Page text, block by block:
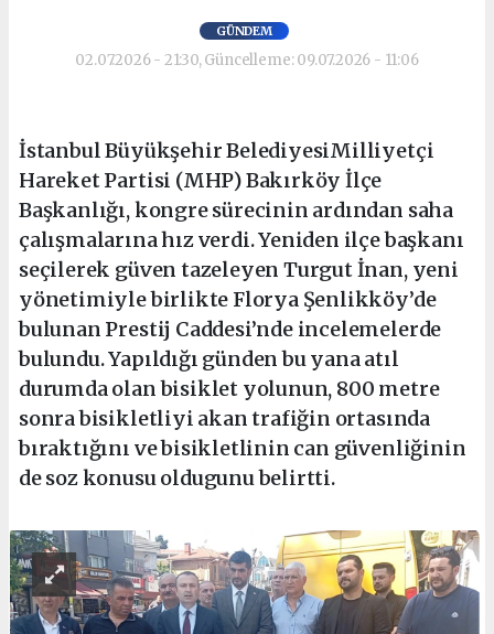
GÜNDEM
02.07.2026 - 21:30, Güncelleme: 09.07.2026 - 11:06
İstanbul Büyükşehir BelediyesiMilliyetçi
Hareket Partisi (MHP) Bakırköy İlçe
Başkanlığı, kongre sürecinin ardından saha
çalışmalarına hız verdi. Yeniden ilçe başkanı
seçilerek güven tazeleyen Turgut İnan, yeni
yönetimiyle birlikte Florya Şenlikköy’de
bulunan Prestij Caddesi’nde incelemelerde
bulundu. Yapıldığı günden bu yana atıl
durumda olan bisiklet yolunun, 800 metre
sonra bisikletliyi akan trafiğin ortasında
bıraktığını ve bisikletlinin can güvenliğinin
de soz konusu oldugunu belirtti.